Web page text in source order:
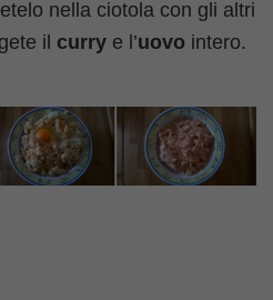
nella ciotola con gli altri
il curry e l’uovo intero.